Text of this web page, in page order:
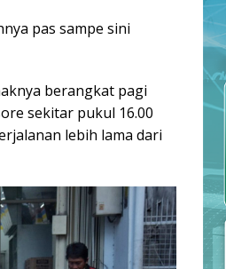
pas sampe sini
berangkat pagi
sekitar pukul 16.00
lebih lama dari